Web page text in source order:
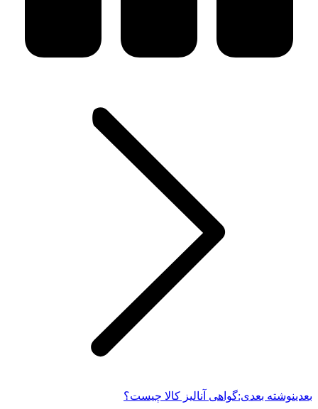
بعدینوشته بعدی:گواهی آنالیز کالا چیست؟